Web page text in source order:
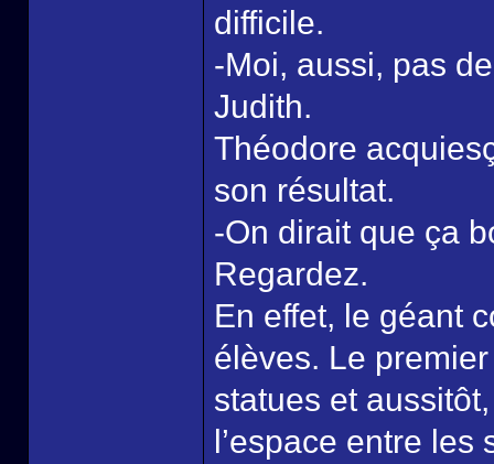
difficile.
-Moi, aussi, pas
Judith.
Théodore
son résultat.
-On dirait que ça
Regardez.
En effet, le géant
élèves. Le premier
statues et
l’espace entre